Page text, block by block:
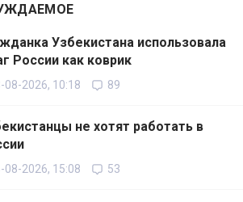
Узбекистана использовала
России как коврик
08-2026, 10:18 89
не хотят работать в
08-2026, 15:08 53